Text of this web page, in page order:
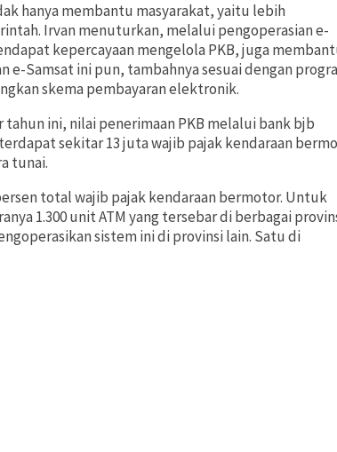
hanya membantu masyarakat, yaitu lebih
Irvan menuturkan, melalui pengoperasian e-
kepercayaan mengelola PKB, juga
e-Samsat ini pun, tambahnya sesuai dengan
skema pembayaran elektronik.
ini, nilai penerimaan PKB melalui bank bjb
sekitar 13 juta wajib pajak kendaraan
tunai.
total wajib pajak kendaraan bermotor. Untuk
1.300 unit ATM yang tersebar di berbagai
sistem ini di provinsi lain. Satu di